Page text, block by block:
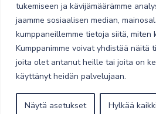
tukemiseen ja kävijämäärämme
jaamme sosiaalisen median,
kumppaneillemme tietoja siitä, miten
Kumppanimme voivat yhdistää näitä
joita olet antanut heille tai joita on
käyttänyt heidän palvelujaan.
Näytä asetukset Hylkää kaikki
Toimitusehdot
Tietosuojaseloste
Tietoturva
© 2026 Micro Magic